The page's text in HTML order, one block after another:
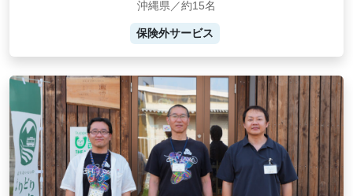
沖縄県／約15名
保険外サービス